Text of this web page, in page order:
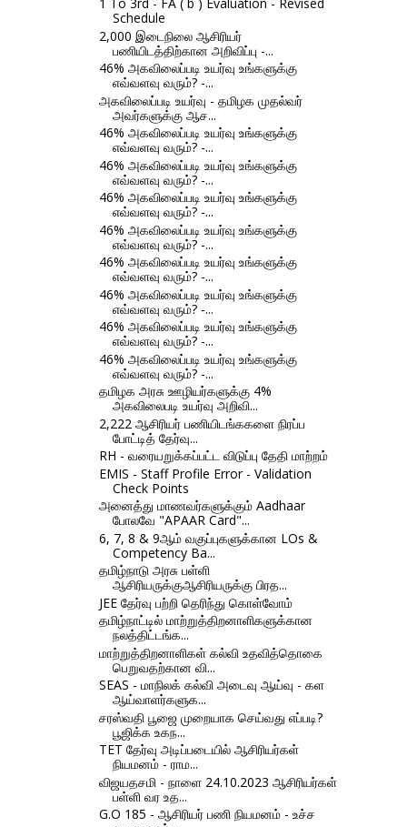
Schedule
2,000 இடைநிலை ஆசிரியர்
பணியிடத்திற்கான அறிவிப்பு -...
46% அகவிலைப்படி உயர்வு உங்களுக்கு
எவ்வளவு வரும்? -...
அகவிலைப்படி உயர்வு - தமிழக முதல்வர்
அவர்களுக்கு ஆச...
46% அகவிலைப்படி உயர்வு உங்களுக்கு
எவ்வளவு வரும்? -...
46% அகவிலைப்படி உயர்வு உங்களுக்கு
எவ்வளவு வரும்? -...
46% அகவிலைப்படி உயர்வு உங்களுக்கு
எவ்வளவு வரும்? -...
46% அகவிலைப்படி உயர்வு உங்களுக்கு
எவ்வளவு வரும்? -...
46% அகவிலைப்படி உயர்வு உங்களுக்கு
எவ்வளவு வரும்? -...
46% அகவிலைப்படி உயர்வு உங்களுக்கு
எவ்வளவு வரும்? -...
46% அகவிலைப்படி உயர்வு உங்களுக்கு
எவ்வளவு வரும்? -...
46% அகவிலைப்படி உயர்வு உங்களுக்கு
எவ்வளவு வரும்? -...
தமிழக அரசு ஊழியர்களுக்கு 4%
அகவிலைபடி உயர்வு அறிவி...
2,222 ஆசிரியர் பணியிடங்ககளை நிரப்ப
போட்டித் தேர்வு...
RH - வரையறுக்கப்பட்ட விடுப்பு தேதி மாற்றம்
EMIS - Staff Profile Error - Validation
Check Points
அனைத்து மாணவர்களுக்கும் Aadhaar
போலவே "APAAR Card"...
6, 7, 8 & 9ஆம் வகுப்புகளுக்கான LOs &
Competency Ba...
தமிழ்நாடு அரசு பள்ளி
ஆசிரியருக்குஆசிரியருக்கு பிரத...
JEE தேர்வு பற்றி தெரிந்து கொள்வோம்
தமிழ்நாட்டில் மாற்றுத்திறனாளிகளுக்கான
நலத்திட்டங்க...
மாற்றுத்திறனாளிகள் கல்வி உதவித்தொகை
பெறுவதற்கான வி...
SEAS - மாநிலக் கல்வி அடைவு ஆய்வு - கள
ஆய்வாளர்களுக...
சரஸ்வதி பூஜை முறையாக செய்வது எப்படி?
பூஜிக்க உகந...
TET தேர்வு அடிப்படையில் ஆசிரியர்கள்
நியமனம் - ராம...
விஜயதசமி - நாளை 24.10.2023 ஆசிரியர்கள்
பள்ளி வர உத...
G.O 185 - ஆசிரியர் பணி நியமனம் - உச்ச